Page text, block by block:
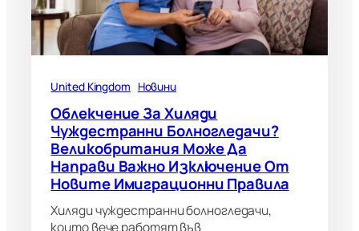
United Kingdom Новини
Облекчение За Хиляди
Чуждестранни Болногледачи?
Великобритания Може Да
Направи Важно Изключение От
Новите Имиграционни Правила
Хиляди чуждестранни болногледачи,
които вече работят във